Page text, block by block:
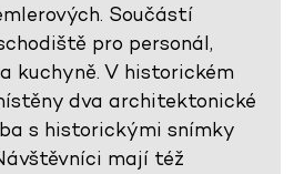
Součástí
pro personál,
kuchyně. V historickém
dva architektonické
s historickými snímky
mají též